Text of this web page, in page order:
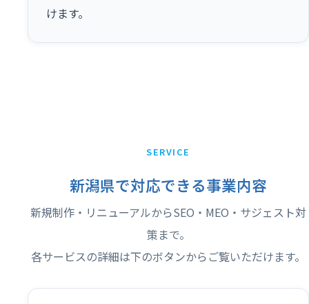
けます。
SERVICE
新潟県で対応できる事業内容
新規制作・リニューアルからSEO・MEO・サジェスト対
策まで。
各サービスの詳細は下のボタンからご覧いただけます。